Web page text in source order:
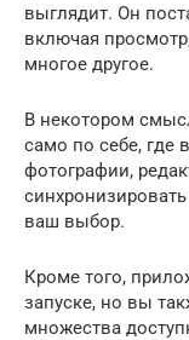
выглядит. Он
включая
многое другое.
В некотором
само по себе, где
фотографии,
ваш выбор.
Кроме того,
запуске, но вы
множества